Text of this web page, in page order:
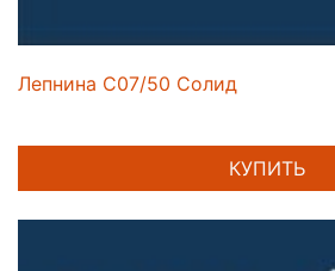
Лепнина C07/50 Солид
КУПИТЬ